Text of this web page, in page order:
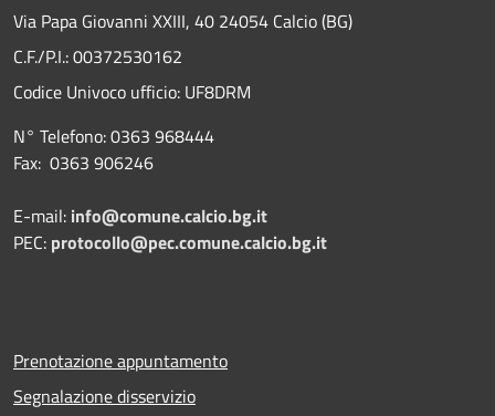
Via Papa Giovanni XXIII, 40 24054 Calcio (BG)
C.F./P.I.: 00372530162
Codice Univoco ufficio: UF8DRM
N° Telefono: 0363 968444
Fax: 0363 906246
E-mail: info@comune.calcio.bg.it
PEC: protocollo@pec.comune.calcio.bg.it
Prenotazione appuntamento
Segnalazione disservizio